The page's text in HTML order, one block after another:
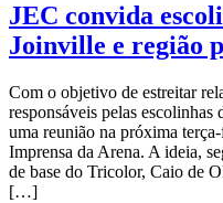
JEC convida
Joinville e região
Com o objetivo de estreitar
responsáveis pelas
uma reunião na próxima
Imprensa da Arena. A ideia,
de base do Tricolor, Caio de
[…]